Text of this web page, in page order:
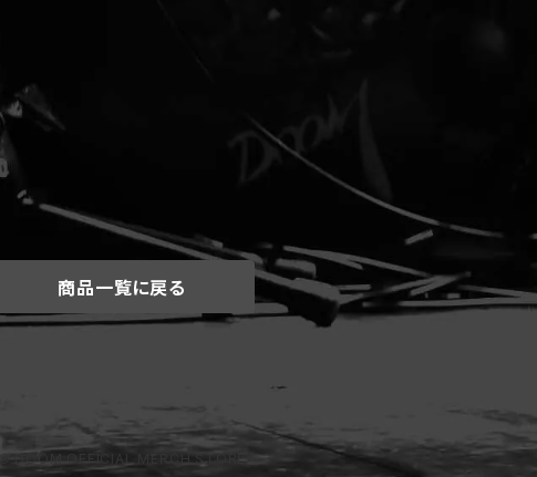
商品一覧に戻る
© DOOM OFFICIAL MERCH STORE